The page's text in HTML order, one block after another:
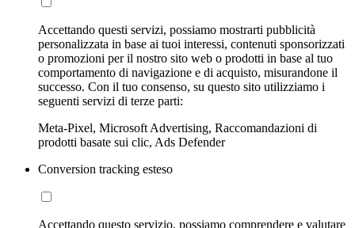
Accettando questi servizi, possiamo mostrarti pubblicità
personalizzata in base ai tuoi interessi, contenuti sponsorizzati
o promozioni per il nostro sito web o prodotti in base al tuo
comportamento di navigazione e di acquisto, misurandone il
successo. Con il tuo consenso, su questo sito utilizziamo i
seguenti servizi di terze parti:
Meta-Pixel, Microsoft Advertising, Raccomandazioni di
prodotti basate sui clic, Ads Defender
Conversion tracking esteso
Accettando questo servizio, possiamo comprendere e valutare